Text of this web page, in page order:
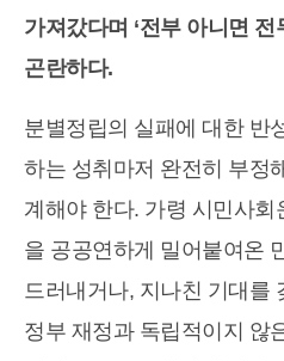
가져갔다며 ‘전부 아니면 전
곤란하다.
분별정립의 실패에 대한 반
하는 성취마저 완전히 부정
계해야 한다. 가령 시민사
을 공공연하게 밀어붙여온
드러내거나, 지나친 기대를
정부 재정과 독립적이지 않